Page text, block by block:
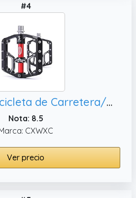
#4
Pedales de Bicicleta de Carretera/montaña – 3 rodamientos de aleación de Aluminio de 9/16 Pulgadas – Pedal de Bicicleta de montaña con Clavos Antideslizantes extraíbles
Nota: 8.5
CXWXC
Ver precio